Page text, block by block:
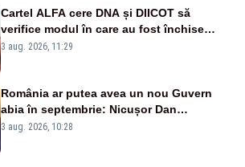
Cartel ALFA cere DNA și DIICOT să
verifice modul în care au fost închise
centralele pe cărbune
3 aug. 2026, 11:29
România ar putea avea un nou Guvern
abia în septembrie: Nicușor Dan
pregătește noi consultări cu partidele
3 aug. 2026, 10:28